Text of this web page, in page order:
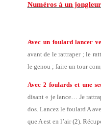
Numéros à un jongleur
Avec un foulard lancer
avant de le rattraper ; le
le genou ; faire un tour
Avec 2 foulards et une
disant « je lance… Je
dos. Lancez le foulard A
que A est en l’air (2).